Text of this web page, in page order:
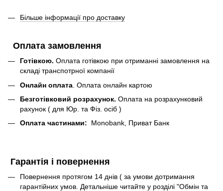
Більше інформації про доставку
Оплата замовлення
Готівкою. Оплата готівкою при отриманні замовлення на
складі транспотрної компанії
Онлайн оплата . Оплата онлайн картою
Безготівковий розрахунок. Оплата на розрахунковий
рахунок ( для Юр. та Фіз. осіб )
Оплата частинами: Monobank, Приват Банк
Гарантія і повернення
Повернення протягом 14 днів ( за умови дотримання
гарантійних умов. Детальніше читайте у розділі "Обмін та